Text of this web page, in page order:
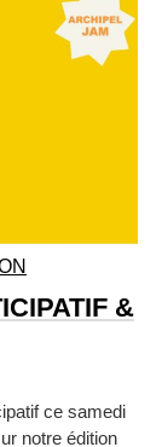
&
ce samedi
notre édition